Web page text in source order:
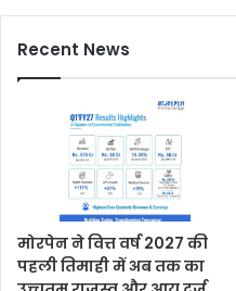
Recent News
मोरपेन ने वित्त वर्ष 2027 की
पहली तिमाही में अब तक का